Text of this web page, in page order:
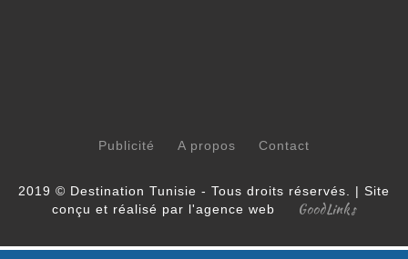
Publicité A propos Contact
2019 © Destination Tunisie - Tous droits réservés. | Site
conçu et réalisé par l'agence web
GoodLinks